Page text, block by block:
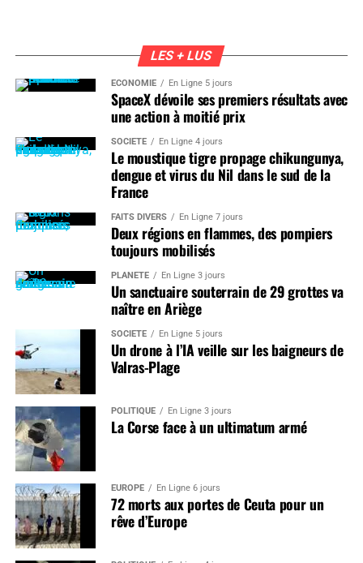
LES + LUS
ÉCONOMIE En Ligne 5 jours
SpaceX dévoile ses premiers résultats avec
une action à moitié prix
SOCIÉTÉ En Ligne 4 jours
Le moustique tigre propage chikungunya,
dengue et virus du Nil dans le sud de la
France
FAITS DIVERS En Ligne 7 jours
Deux régions en flammes, des pompiers
toujours mobilisés
PLANÈTE En Ligne 3 jours
Un sanctuaire souterrain de 29 grottes va
naître en Ariège
SOCIÉTÉ En Ligne 5 jours
Un drone à l’IA veille sur les baigneurs de
Valras-Plage
POLITIQUE En Ligne 3 jours
La Corse face à un ultimatum armé
EUROPE En Ligne 6 jours
72 morts aux portes de Ceuta pour un
rêve d’Europe